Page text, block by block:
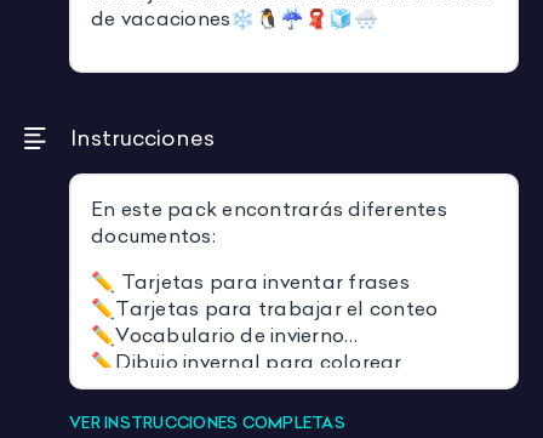
de vacaciones❄️🐧☔️🧣🧊🌨
Instrucciones
En este pack encontrarás diferentes
documentos:
✏️ Tarjetas para inventar frases
✏️Tarjetas para trabajar el conteo
✏️Vocabulario de invierno
✏️Dibujo invernal para colorear
VER INSTRUCCIONES COMPLETAS